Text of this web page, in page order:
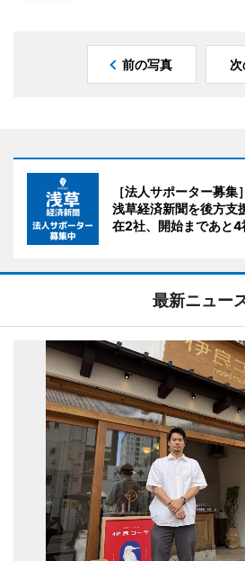
前の写真 次
［法人サポーター募集］
浅草経済新聞を後方支
在2社、開始まであと4
最新ニュー